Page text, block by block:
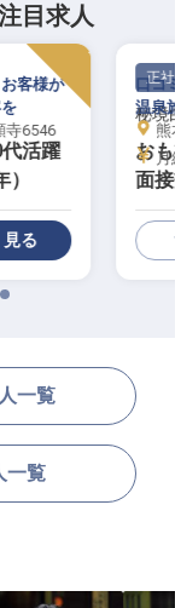
目求人
活躍
客様が
寺6546
見る
正社
秘境
お
面
み
口コ
温泉
一覧
一覧